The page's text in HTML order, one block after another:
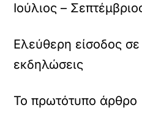
Ιούλιος –
Ελεύθερη είσοδος σε
εκδηλώσεις
Το πρωτότυπο άρθρο